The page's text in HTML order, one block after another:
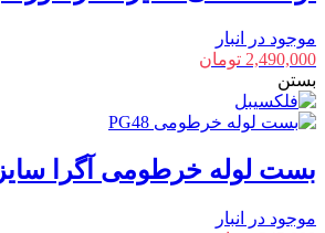
موجود در انبار
2,490,000 تومان
بستن
بست لوله خرطومی آگرا سایز PG48
موجود در انبار